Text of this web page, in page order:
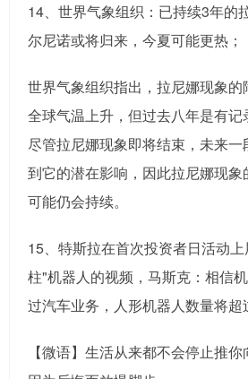
14、世界气象组织：已持续3年的
尔尼诺或将归来，今夏可能更热；
世界气象组织指出，拉尼娜现象的
全球气温上升，但过去八年是有记
尽管拉尼娜现象即将结束，未来
到它的潜在影响，因此拉尼娜现
可能仍会持续。
15、特斯拉在首次投资者日活动
柱"机器人的视频，马斯克：相信
过汽车业务，人形机器人数量将超
【微语】生活从来都不会停止推